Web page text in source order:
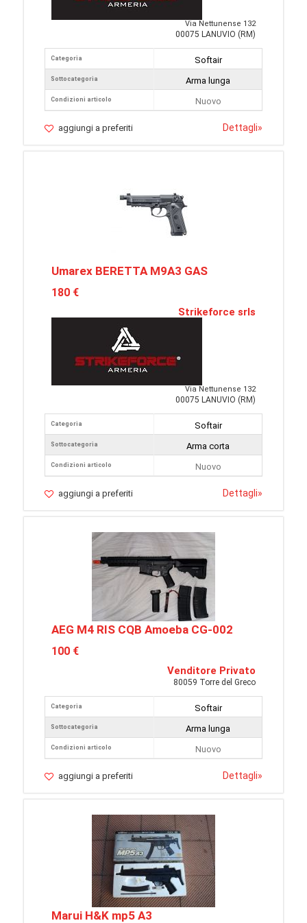
Via Nettunense 132
00075 LANUVIO (RM)
Categoria
Sottocategoria
Condizioni articolo
Softair
Arma lunga
Nuovo
aggiungi a preferiti Dettagli»
Umarex BERETTA M9A3 GAS
180 €
Strikeforce srls
Via Nettunense 132
00075 LANUVIO (RM)
Categoria
Sottocategoria
Condizioni articolo
Softair
Arma corta
Nuovo
aggiungi a preferiti Dettagli»
AEG M4 RIS CQB Amoeba CG-002
100 €
Venditore Privato
80059 Torre del Greco
Categoria
Sottocategoria
Condizioni articolo
Softair
Arma lunga
Nuovo
aggiungi a preferiti Dettagli»
Marui H&K mp5 A3